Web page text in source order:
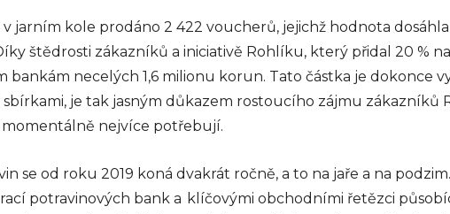
jarním kole prodáno 2 422 voucherů, jejichž hodnota dosáhla
štědrosti zákazníků a iniciativě Rohlíku, který přidal 20 %
bankám necelých 1,6 milionu korun. Tato částka je dokonce
je tak jasným důkazem rostoucího zájmu zákazníků
nejvíce potřebují.
se od roku 2019 koná dvakrát ročně, a to na jaře a na
potravinových bank a klíčovými obchodními řetězci